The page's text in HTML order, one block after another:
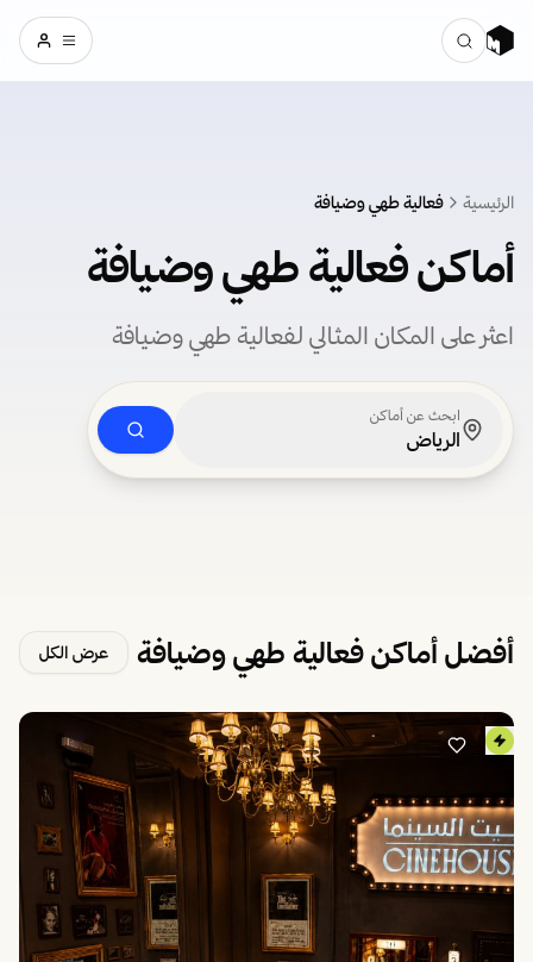
الرئيسية فعالية طهي وضيافة
أماكن فعالية طهي وضيافة
اعثر على المكان المثالي لـفعالية طهي وضيافة
ابحث عن أماكن
الرياض
أفضل أماكن فعالية طهي وضيافة عرض الكل